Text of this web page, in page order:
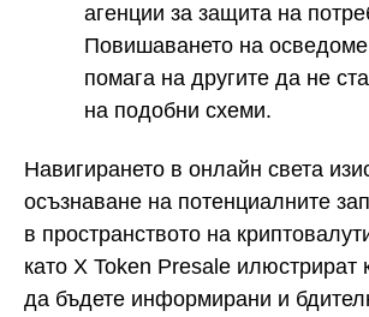
агенции за защита на
Повишаването на
помага на другите да не
на подобни схеми.
Навигирането в онлайн света
осъзнаване на потенциалните
в пространството на
като X Token Presale илюстрират
да бъдете информирани и